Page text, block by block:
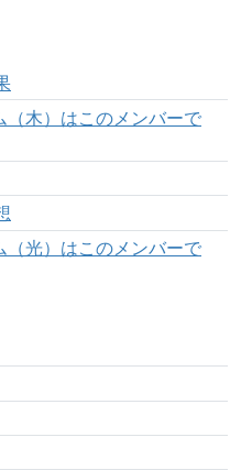
木）はこのメンバーで
光）はこのメンバーで